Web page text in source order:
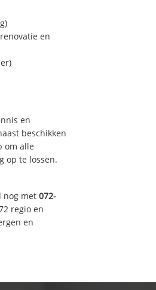
en
en
beschikken
om alle
op te lossen.
nog met 072-
regio en
en